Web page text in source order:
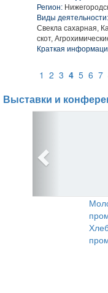
Регион:
Виды деятельности:
Свекла сахарная,
скот,
Краткая
1 2 3 4 5 6 7
Выставки и